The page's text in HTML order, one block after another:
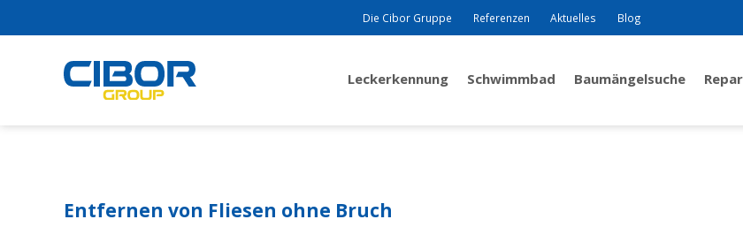
Die Cibor Gruppe Referenzen Aktuelles Blog
Leckerkennung Schwimmbad Baumängelsuche
Entfernen von Fliesen ohne Bruch